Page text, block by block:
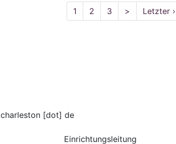
1 2 3 > Letzter ›
charleston [dot] de
Einrichtungsleitung